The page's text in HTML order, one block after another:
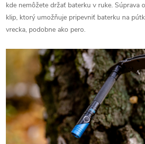
kde nemôžete držať baterku v ruke. Súprava
klip, ktorý umožňuje pripevniť baterku na
vrecka, podobne ako pero.